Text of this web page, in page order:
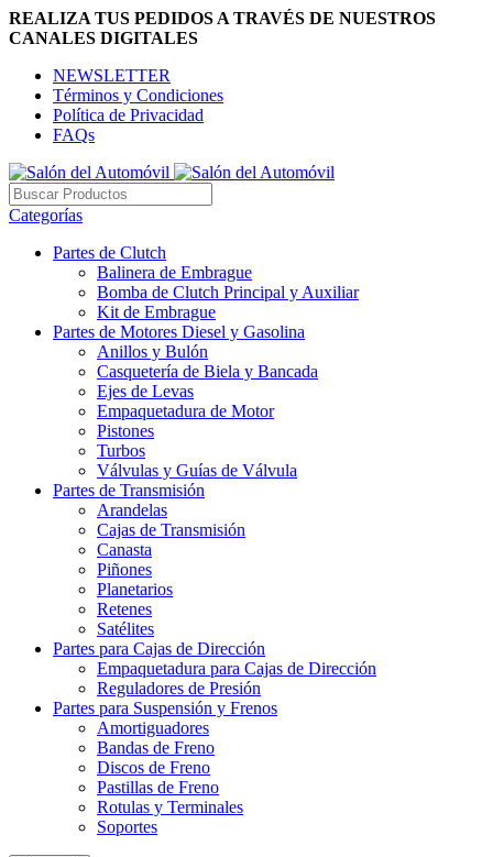
REALIZA TUS PEDIDOS A TRAVÉS DE NUESTROS
CANALES DIGITALES
NEWSLETTER
Términos y Condiciones
Política de Privacidad
FAQs
Categorías
Partes de Clutch
Balinera de Embrague
Bomba de Clutch Principal y Auxiliar
Kit de Embrague
Partes de Motores Diesel y Gasolina
Anillos y Bulón
Casquetería de Biela y Bancada
Ejes de Levas
Empaquetadura de Motor
Pistones
Turbos
Válvulas y Guías de Válvula
Partes de Transmisión
Arandelas
Cajas de Transmisión
Canasta
Piñones
Planetarios
Retenes
Satélites
Partes para Cajas de Dirección
Empaquetadura para Cajas de Dirección
Reguladores de Presión
Partes para Suspensión y Frenos
Amortiguadores
Bandas de Freno
Discos de Freno
Pastillas de Freno
Rotulas y Terminales
Soportes